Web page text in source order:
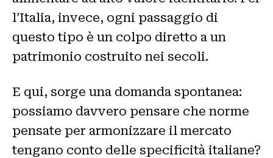
l’Italia, invece, ogni passaggio di
questo tipo è un colpo diretto a un
patrimonio costruito nei secoli.
E qui, sorge una domanda spontanea:
possiamo davvero pensare che norme
pensate per armonizzare il mercato
tengano conto delle specificità italiane?